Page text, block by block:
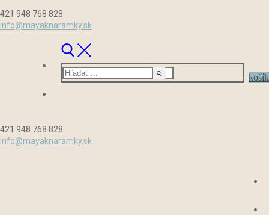
na
421 948 768 828
info@mayaknaramky.sk
Hľadať:
košík
421 948 768 828
info@mayaknaramky.sk